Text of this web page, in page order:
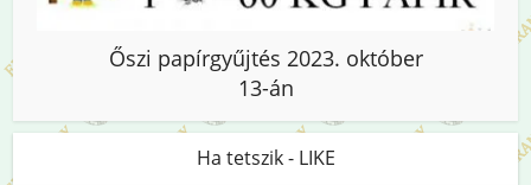
Őszi papírgyűjtés 2023. október
13-án
Ha tetszik - LIKE